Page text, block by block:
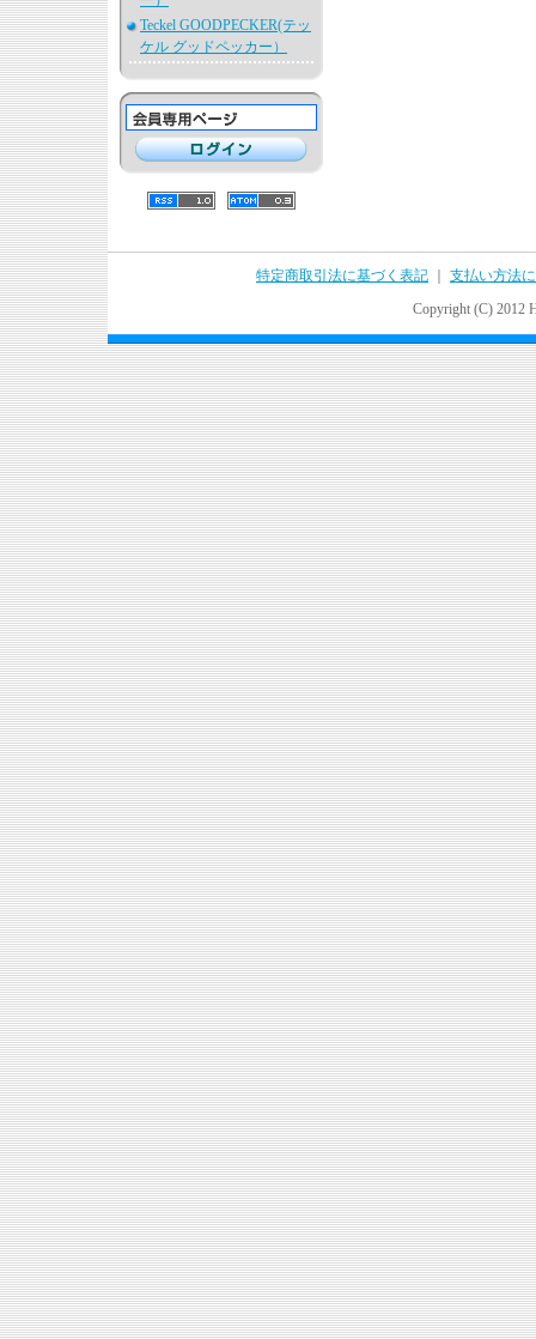
Teckel GOODPECKER(テッ
ケル グッドペッカー）
特定商取引法に基づく表記
支払い方法
Copyright (C) 2012